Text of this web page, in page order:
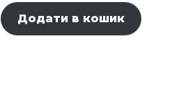
Додати в кошик